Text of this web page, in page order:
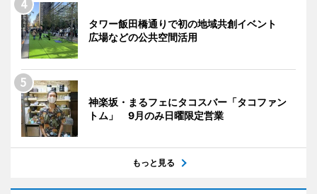
タワー飯田橋通りで初の地域共創イベント
広場などの公共空間活用
神楽坂・まるフェにタコスバー「タコファン
トム」 9月のみ日曜限定営業
もっと見る